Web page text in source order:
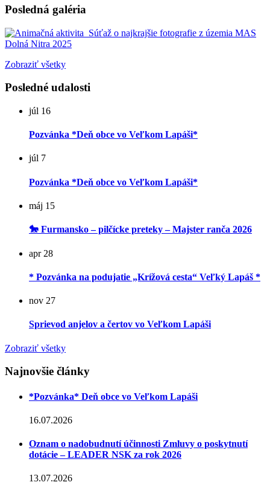
Posledná galéria
Zobraziť všetky
Posledné udalosti
júl 16
Pozvánka *Deň obce vo Veľkom Lapáši*
júl 7
Pozvánka *Deň obce vo Veľkom Lapáši*
máj 15
🐎 Furmansko – pilčícke preteky – Majster ranča 2026
apr 28
* Pozvánka na podujatie „Krížová cesta“ Veľký Lapáš *
nov 27
Sprievod anjelov a čertov vo Veľkom Lapáši
Zobraziť všetky
Najnovšie články
*Pozvánka* Deň obce vo Veľkom Lapáši
16.07.2026
Oznam o nadobudnutí účinnosti Zmluvy o poskytnutí
dotácie – LEADER NSK za rok 2026
13.07.2026